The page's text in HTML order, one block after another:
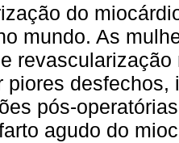
do
mundo. As
piores
pós-
agudo do